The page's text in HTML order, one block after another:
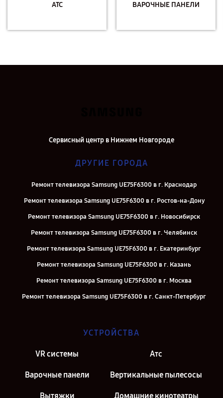
АТС ВАРОЧНЫЕ ПАНЕЛИ
Сервисный центр в Нижнем Новгороде
ДРУГИЕ ГОРОДА
Ремонт телевизора Samsung UE75F6300 в г. Краснодар
Ремонт телевизора Samsung UE75F6300 в г. Ростов-на-Дону
Ремонт телевизора Samsung UE75F6300 в г. Новосибирск
Ремонт телевизора Samsung UE75F6300 в г. Челябинск
Ремонт телевизора Samsung UE75F6300 в г. Екатеринбург
Ремонт телевизора Samsung UE75F6300 в г. Казань
Ремонт телевизора Samsung UE75F6300 в г. Москва
Ремонт телевизора Samsung UE75F6300 в г. Санкт-Петербург
УСТРОЙСТВА
VR системы Атс
Варочные панели Вертикальные пылесосы
Вытяжки Домашние кинотеатры